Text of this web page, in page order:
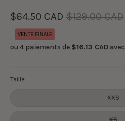
$64.50 CAD $129.00 CAD
VENTE FINALE
ou 4 paiements de $16.13 CAD avec
Taille
XXS
XS